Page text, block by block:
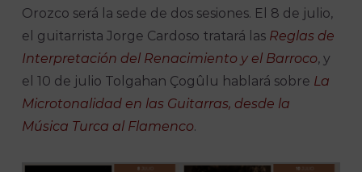
Orozco será la sede de dos sesiones. El 8 de julio,
el guitarrista Jorge Cardoso tratará las Reglas de
Interpretación del Renacimiento y el Barroco, y
el 10 de julio Tolgahan Çogûlu hablará sobre La
Microtonalidad en las Guitarras, desde la
Música Turca al Flamenco.